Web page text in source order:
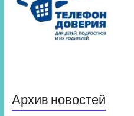
Архив новостей